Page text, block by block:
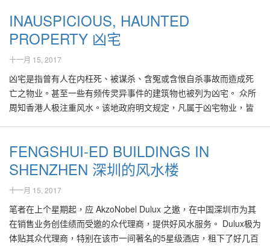
理学、建筑学等历史悠久的观察与统计资料的整合学说。 根据阴阳
五行学说，宇宙间的万物都是由五行的土、金、水、木、火，五种
阴阳理论中五行的生克关系如下： 五行相生：金生水，水生木，木
生火，火生土，土生金。 五行相剋：金剋木，木剋土，土剋水，水
剋火，火剋金。 阴阳与五行，其自然根本就涵盖了地球上的万事、
万物。如: 五行配五星：木、火、土、金、水 (五大行星)； 五行配五
方：东、南、中、西、北； 五行配五色：青、赤、黄、白、黑； 五
咸； 五行配五音：角、徵、宫、商、羽。 因此自古以来，风水或堪
舆学里的阴阳五行学说，早已把颜色根据其相关属性归类，如红、
银色属金等。 古人其实早已懂得在家居、服饰以及生活起居等，应
用各种颜色的配搭来表达对节日、喜庆、嫁娶、葬礼等气氛。比如
说在新年喜庆日子里，家家户户以大红大紫凸显喜庆气氛，以示庆
典。而在葬礼上以黑白的服饰以及摆设，表达对往生者以及其家人
会一样受到天地之气的影响？ 其实不论是生长在南、北半球或热带
雨林里，在每一个季节里，天地之气与人体之气所产生的化学效
应，基本上是由于地球与太阳以及其他行星相对的位置与角度皆有
所不同，因此在每一段季节里会有其独特的五行气组合，能够影响
处在全地球上，无论身在何处的每一个人！ 由于秋天时分气候比较
燥，有比较多的人将面对肺燥與肺胃津虧损的情况,，其连锁反应甚
至影响胃、腎的功能。根据中医的论述，肺燥津虧的一般征兆主要
体乏力、并消瘦等现象。一些人在入秋时慧不时感到頭暈、心煩燥
熱，腰酸、精少、帶下等不适症状，有经验的老人家也许会建议服
用一些传统中成药如六味地黃丸或大補陰丸以调润，此资料供大家
参考之。 在家居或公司五行属金的西方与西北方,应避免放置过多尖
锐的工具，或红彤彤的摆设品，以避免产生不良的风水效应，影响
家人健康甚至事业与财运。在此二方位可以漆上以蓝色为主的颜
色，能够提升好风水运势，招引贵人并加强事业与财运。 一如好风
失控翻落约30公尺深的山谷，导致接近40人当场死亡，其他侥幸的
生还者有不少仍是伤势极为严重的！帮不上忙的人们唯有为逝者祈
祷、并祝愿伤者早日康复！ 由于此严重事故发生在农历的7月中旬，
有很多人马上联想到是否是猛鬼作祟、抢夺人命！？于是大家议论
纷纷，有的人在接下来的2个星期里打算足不出户，以避免不小心遇
上祸害！ 阴阳五行之气催化吉凶 笔者也在当天晚上接到著名马来电
视台的电话访问，发表有关农历七月鬼节与此严重交通意外的可能
面情况、其他车辆驾驶者的鲁莽态度、交通工具如轮胎、刹车掣的
状况、司机的当天驾驶条件等等，皆有可能诱发严重车祸事故。 然
而当大家稍作留意，可能会发现，不少的一些祸害事故，在同一段
时期里，会在世界不同的角落接二连三地发生。有人说这是个巧
合，也有不少人认为是事出必有其因由，更想通过各种管道深入探
讨、一窥究竟以便在未来能够趋吉避凶。 “意外”即意料之外的突发
事故，除了猛鬼干扰或作祟之说辞，大家也难以找到其他因由以判
INAUSPICIOUS, HAUNTED
PROPERTY 凶宅
十一月 15, 2017
凶宅是指曾有人在内枉死、被谋杀、含冤或含恨自杀事故而造成死
亡之物业。甚至一些有频传灵异事件的建筑物也被列为凶宅。 众所
周知香港人极注重风水。该地政府明文规定，凡属于凶宅物业，皆
所选择之下，物业投资者当然对凶宅避之大吉。因此在香港可以轻
易得到各地區的凶宅資料，提供买家参考。如果买家或投资者在不
知情或被隐瞒下购买了凶宅，在入住后面对凶煞或灵异事故，甚至
在日后难以脱手转卖或蒙受亏损，可造成诉讼索赏案件。 曾听闻某
些凶宅，在入住后家人的健康每况愈下，运气如江河日下，生意事
业受到打击。一些凶宅在入住后，居住者不时碰上灵异事件，搞到
人心惶惶，寝食不安，甚至有枉死事件。这都是大家在入住前想要
FENGSHUI-ED BUILDINGS IN
SHENZHEN 深圳的风水楼
十一月 15, 2017
笔者在上个星期起，应 AkzoNobel Dulux 之邀，在中国深圳市为其
在销售业务创佳绩而受邀的众代理商，提供好风水服务。 Dulux极为
体贴其众代理商，特别在该市一间著名的5星级酒店，租下了好几百